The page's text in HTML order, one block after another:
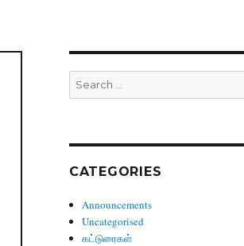
Search
for:
CATEGORIES
Announcements
Uncategorised
கட்டுரைகள்